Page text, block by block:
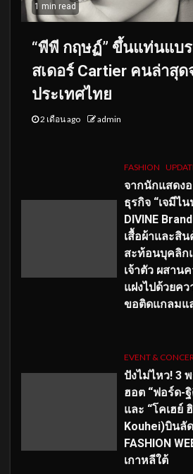
1 min read
“พีพี กฤษฏ์” ขึ้นแท่นแบ
สเดอร์ Cartier คนล่าสุด
ประเทศไทย
2 เดือน ago admin
FASHION
จากนักแสดง
ธุรกิจ “เจมีไ
DIVINE
เสื้อผ้าและสิ
สะท้อนบุคลิก
เจ้าตัว ผสาน
แฝงไปด้วยค
ขอติดแกลมแ
EVENT &
ปังไม่ไหว! 3
ฮอต “ฟอร์ด-ฐิ
และ “โคเฮย์
Kouhei)บินลั
FASHION
เกาหลีใต้